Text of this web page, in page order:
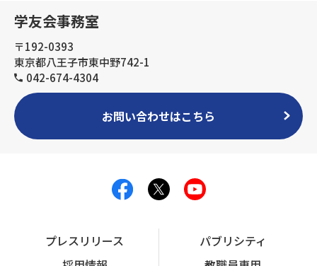
学友会事務室
〒192-0393
東京都八王子市東中野742-1
042-674-4304
お問い合わせはこちら
プレスリリース
パブリシティ